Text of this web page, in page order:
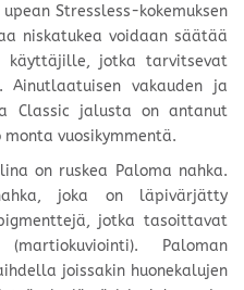
Stressless-kokemuksen
niskatukea voidaan säätää
käyttäjille, jotka tarvitsevat
Ainutlaatuisen vakauden ja
Classic jalusta on antanut
vuosikymmentä.
on ruskea Paloma nahka.
joka on läpivärjätty
jotka tasoittavat
Paloman
joissakin huonekalujen